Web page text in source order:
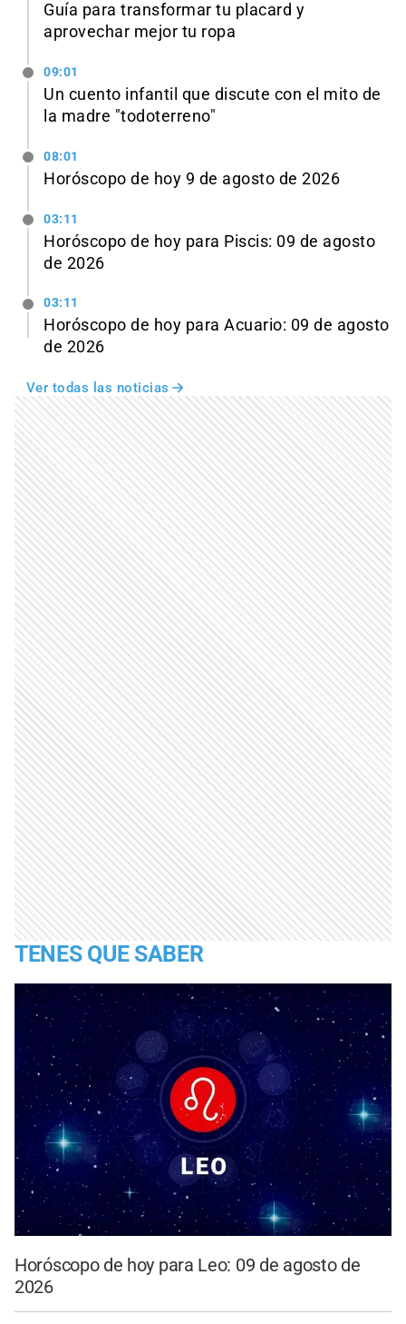
Guía para transformar tu placard y
aprovechar mejor tu ropa
09:01
Un cuento infantil que discute con el mito de
la madre "todoterreno"
08:01
Horóscopo de hoy 9 de agosto de 2026
03:11
Horóscopo de hoy para Piscis: 09 de agosto
de 2026
03:11
Horóscopo de hoy para Acuario: 09 de agosto
de 2026
Ver todas las noticias
TENES QUE SABER
Horóscopo de hoy para Leo: 09 de agosto de
2026